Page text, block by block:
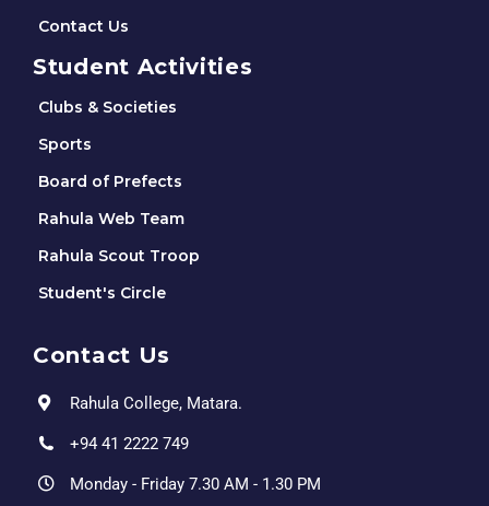
Contact Us
Student Activities
Clubs & Societies
Sports
Board of Prefects
Rahula Web Team
Rahula Scout Troop
Student's Circle
Contact Us
Rahula College, Matara.
+94 41 2222 749
Monday - Friday 7.30 AM - 1.30 PM